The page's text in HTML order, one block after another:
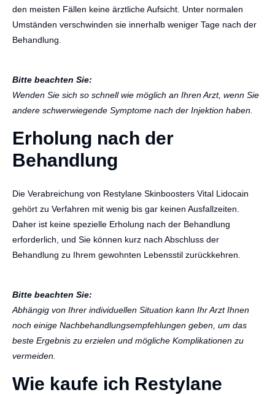
den meisten Fällen keine ärztliche Aufsicht. Unter normalen
Umständen verschwinden sie innerhalb weniger Tage nach der
Behandlung.
Bitte beachten Sie:
Wenden Sie sich so schnell wie möglich an Ihren Arzt, wenn Sie
andere schwerwiegende Symptome nach der Injektion haben.
Erholung nach der
Behandlung
Die Verabreichung von Restylane Skinboosters Vital Lidocain
gehört zu Verfahren mit wenig bis gar keinen Ausfallzeiten.
Daher ist keine spezielle Erholung nach der Behandlung
erforderlich, und Sie können kurz nach Abschluss der
Behandlung zu Ihrem gewohnten Lebensstil zurückkehren.
Bitte beachten Sie:
Abhängig von Ihrer individuellen Situation kann Ihr Arzt Ihnen
noch einige Nachbehandlungsempfehlungen geben, um das
beste Ergebnis zu erzielen und mögliche Komplikationen zu
vermeiden.
Wie kaufe ich Restylane